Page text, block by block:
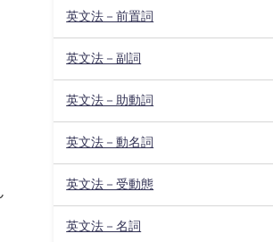
英文法－前置詞
英文法－副詞
英文法－助動詞
英文法－動名詞
英文法－受動態
英文法－名詞